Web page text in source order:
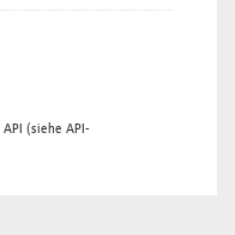
API (siehe API-